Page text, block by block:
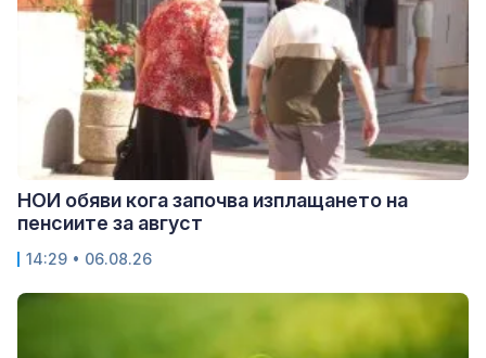
НОИ обяви кога започва изплащането на
пенсиите за август
14:29 • 06.08.26